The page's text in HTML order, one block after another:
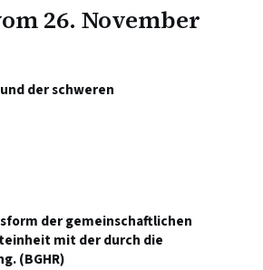
26. November
der schweren
der gemeinschaftlichen
mit der durch die
(BGHR)